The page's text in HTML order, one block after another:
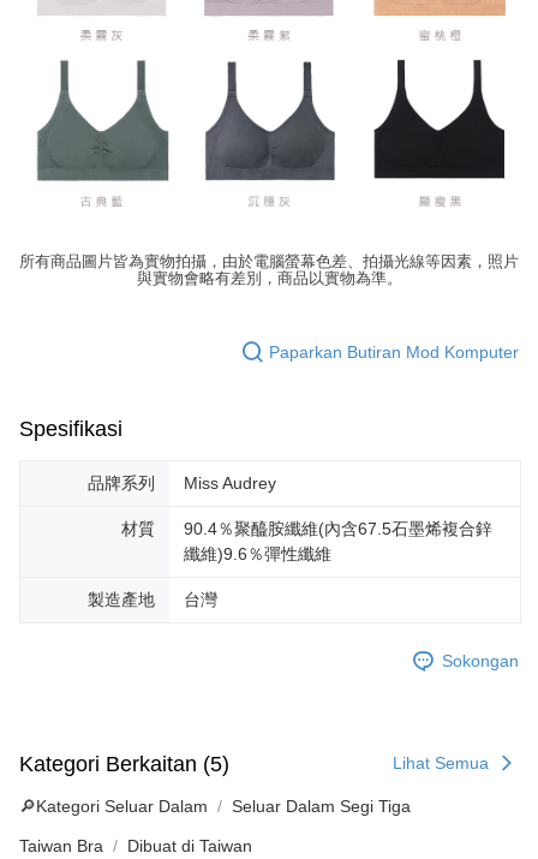
所有商品圖片皆為實物拍攝，由於電腦螢幕色差、拍攝光線等因素，照片
與實物會略有差別，商品以實物為準。
Paparkan Butiran Mod Komputer
Spesifikasi
品牌系列 Miss Audrey
材質
90.4％聚醯胺纖維(內含67.5石墨烯複合鋅
纖維)9.6％彈性纖維
製造產地 台灣
Sokongan
Kategori Berkaitan (5) Lihat Semua
🔎Kategori Seluar Dalam Seluar Dalam Segi Tiga
Taiwan Bra Dibuat di Taiwan